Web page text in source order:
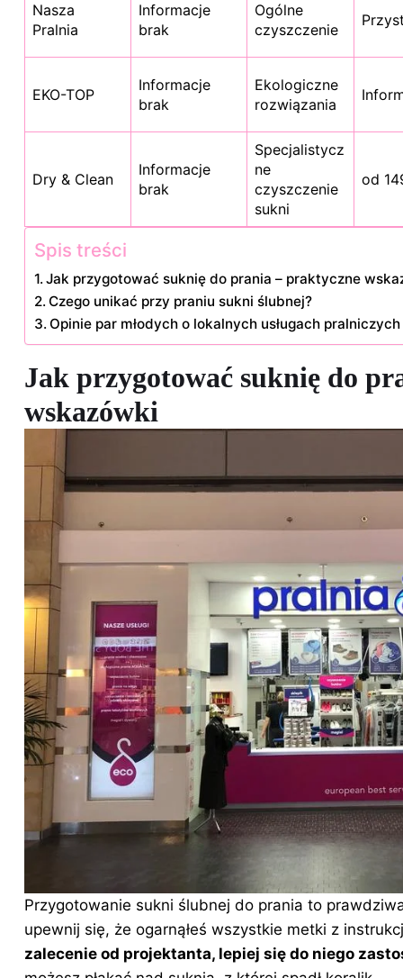
Nasza
Pralnia
Informacje
brak
Ogólne
czyszczenie
EKO-TOP
Informacje
brak
Ekologiczne
rozwiązania
Dry & Clean
Informacje
brak
Specjalistycz
ne
czyszczenie
sukni
od
Spis treści
Jak przygotować suknię do prania – praktyczne
Czego unikać przy praniu sukni ślubnej?
Opinie par młodych o lokalnych usługach pralniczych
Jak przygotować suknię do
wskazówki
Przygotowanie sukni ślubnej do prania to
upewnij się, że ogarnąłeś wszystkie metki z
zalecenie od projektanta, lepiej się do niego